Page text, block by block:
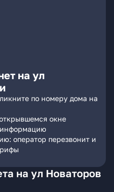
на ул
по номеру дома на
окне
информацию
оператор перезвонит и
на ул Новаторов